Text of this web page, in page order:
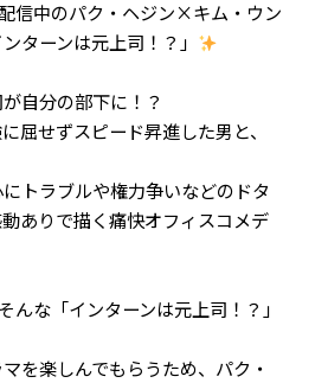
信中のパク・ヘジン×キム・ウン
ターンは元上司！？」
自分の部下に！？
屈せずスピード昇進した男と、
トラブルや権力争いなどのドタ
ありで描く痛快オフィスコメデ
んな「インターンは元上司！？」
を楽しんでもらうため、パク・